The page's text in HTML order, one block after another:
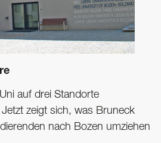
auf drei Standorte
Jetzt zeigt sich, was Bruneck
nach Bozen umziehen